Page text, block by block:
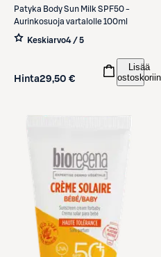
Patyka Body Sun Milk SPF50 -
Aurinkosuoja vartalolle 100ml
Keskiarvo4 / 5
Hinta29,50 €
Lisää
ostoskoriin